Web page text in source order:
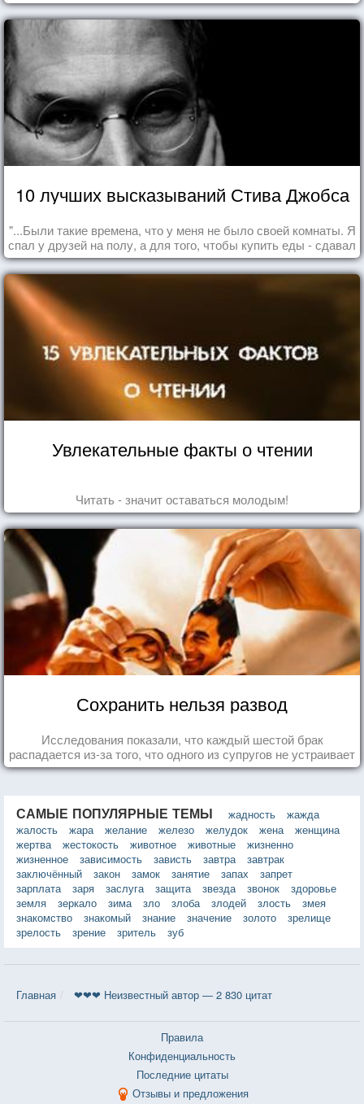
10 лучших высказываний Стива Джобса
"...Были такие времена, что у меня не было своей комнаты. Я
спал у друзей на полу, а для того, чтобы купить еды - сдавал
бутылки из под кока-колы"
Увлекательные факты о чтении
Читать - значит оставаться молодым!
Сохранить нельзя развод
Исследования показали, что каждый шестой брак
распадается из-за того, что одного из супругов не устраивает
та роль, которая выпала ему в семье.
САМЫЕ ПОПУЛЯРНЫЕ ТЕМЫ жадность
жажда
жалость
жара желание железо желудок жена
женщина
жертва
жестокость животное животные
жизненно
жизненное
зависимость зависть завтра
завтрак
заключённый
закон замок занятие запах
запрет
зарплата
заря заслуга защита звезда звонок
здоровье
земля
зеркало зима зло злоба злодей злость
змея
знакомство
знакомый знание значение золото
зрелище
зрелость
зрение зритель зуб
Главная ❤❤❤ Неизвестный автор — 2 830 цитат
Правила
Конфиденциальность
Последние цитаты
Отзывы и предложения